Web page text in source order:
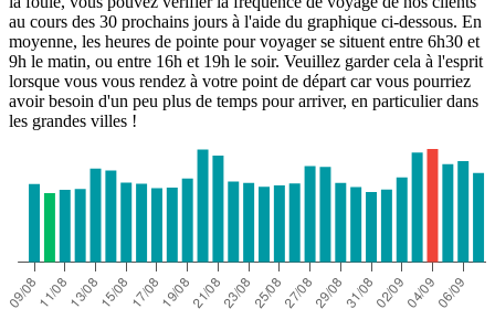
au cours des 30 prochains jours à l'aide du graphique ci-dessous. En
moyenne, les heures de pointe pour voyager se situent entre 6h30 et
9h le matin, ou entre 16h et 19h le soir. Veuillez garder cela à l'esprit
lorsque vous vous rendez à votre point de départ car vous pourriez
avoir besoin d'un peu plus de temps pour arriver, en particulier dans
les grandes villes !